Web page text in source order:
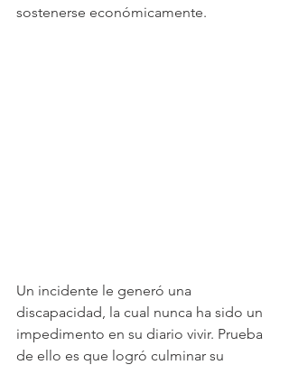
sostenerse económicamente.
Un incidente le generó una
discapacidad, la cual nunca ha sido un
impedimento en su diario vivir. Prueba
de ello es que logró culminar su